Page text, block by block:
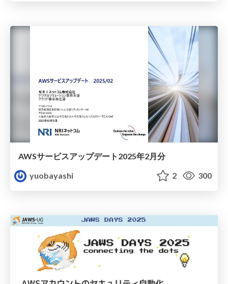
AWSサービスアップデート2025年2月分
yuobayashi
2 300